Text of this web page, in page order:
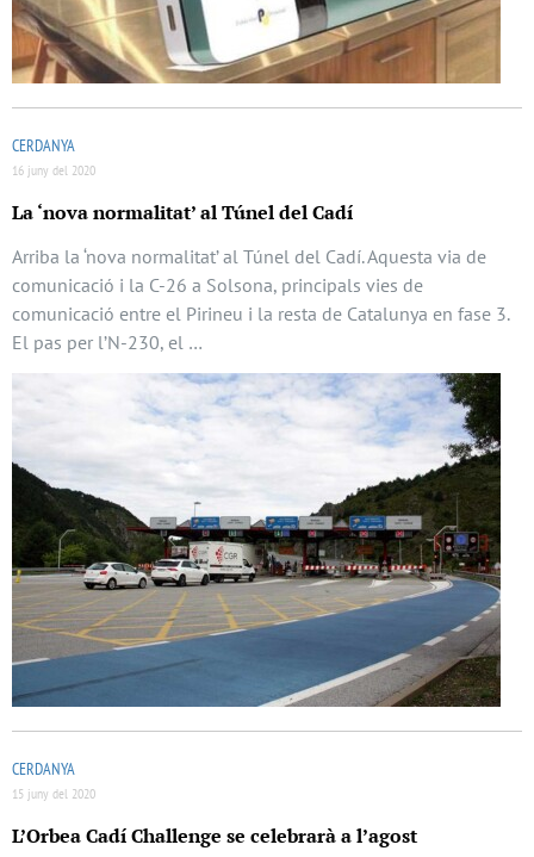
CERDANYA
16 juny del 2020
La ‘nova normalitat’ al Túnel del Cadí
Arriba la ‘nova normalitat’ al Túnel del Cadí. Aquesta via de
comunicació i la C-26 a Solsona, principals vies de
comunicació entre el Pirineu i la resta de Catalunya en fase 3.
El pas per l’N-230, el …
CERDANYA
15 juny del 2020
L’Orbea Cadí Challenge se celebrarà a l’agost